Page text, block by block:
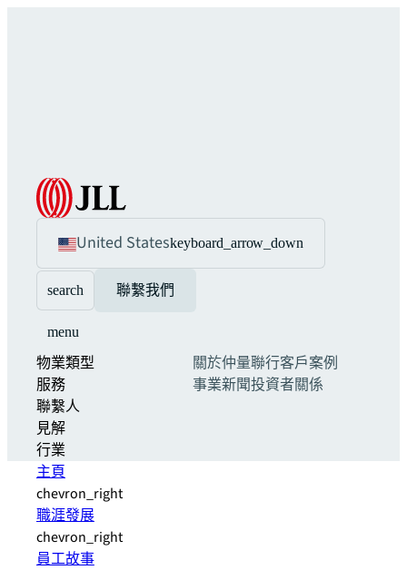
United Stateskeyboard_arrow_down
search 聯繫我們
menu
物業類型
服務
聯繫人
見解
行業
關於仲量聯行客戶案例
事業新聞投資者關係
主頁
chevron_right
職涯發展
chevron_right
員工故事